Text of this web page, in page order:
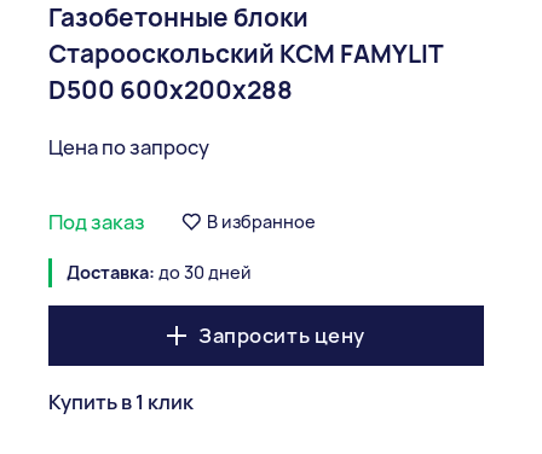
Газобетонные блоки
Старооскольский КСМ FAMYLIT
D500 600x200x288
Цена по запросу
Под заказ В избранное
Доставка: до 30 дней
Запросить цену
Купить в 1 клик